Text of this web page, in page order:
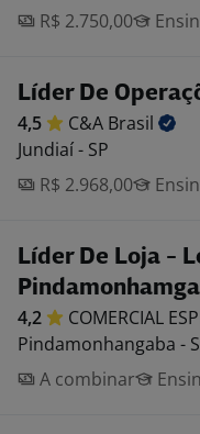
R$ 2.750,00
Líder De
4,5 C&A Brasil
Jundiaí - SP
R$ 2.968,00
Líder De Loja -
4,2 COMERCIAL
Pindamonhangaba -
A combinar